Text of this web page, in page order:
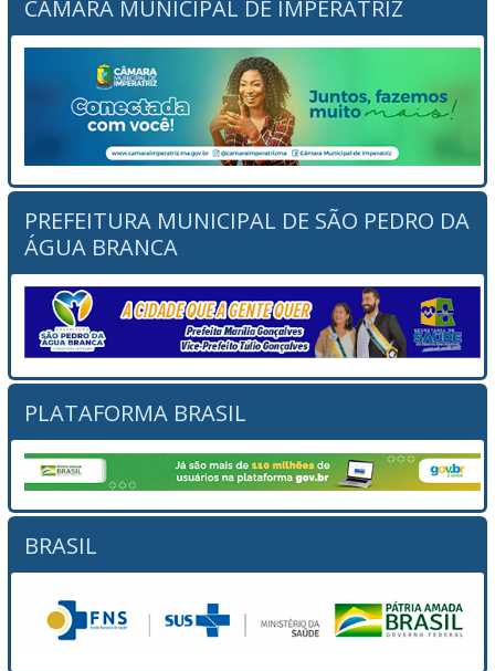
CÂMARA MUNICIPAL DE IMPERATRIZ
PREFEITURA MUNICIPAL DE SÃO PEDRO DA
ÁGUA BRANCA
PLATAFORMA BRASIL
BRASIL